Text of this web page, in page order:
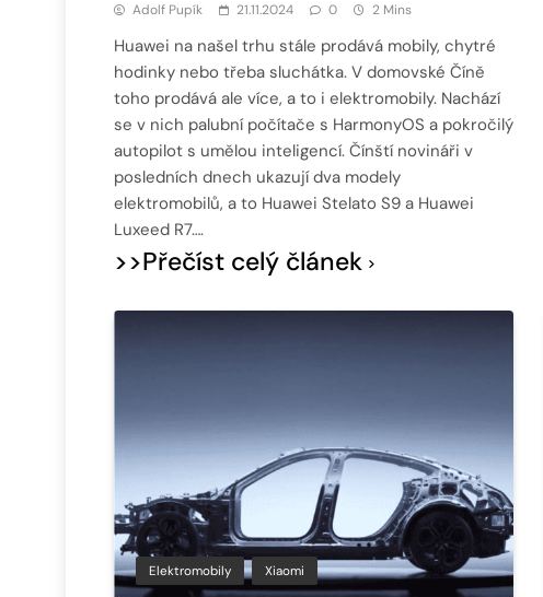
Adolf Pupík 21.11.2024 0 2 Mins
Huawei na našel trhu stále prodává mobily, chytré
hodinky nebo třeba sluchátka. V domovské Číně
toho prodává ale více, a to i elektromobily. Nachází
se v nich palubní počítače s HarmonyOS a pokročilý
autopilot s umělou inteligencí. Čínští novináři v
posledních dnech ukazují dva modely
elektromobilů, a to Huawei Stelato S9 a Huawei
Luxeed R7….
>>Přečíst celý článek
Elektromobily Xiaomi